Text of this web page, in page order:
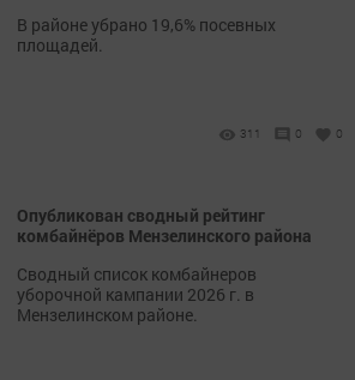
В районе убрано 19,6% посевных
площадей.
311 0 0
Опубликован сводный рейтинг
комбайнёров Мензелинского района
Сводный список комбайнеров
уборочной кампании 2026 г. в
Мензелинском районе.